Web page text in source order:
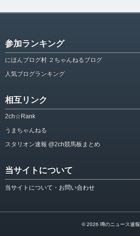
参加ランキング
にほんブログ村 ２ちゃんねるブログ
人気ブログランキング
相互リンク
2ch☆Rank
うまちゃんねる
スタリオン速報 @2ch競馬板まとめ
当サイトについて
当サイトについて・お問い合わせ
© 2026 噂のニュース速報